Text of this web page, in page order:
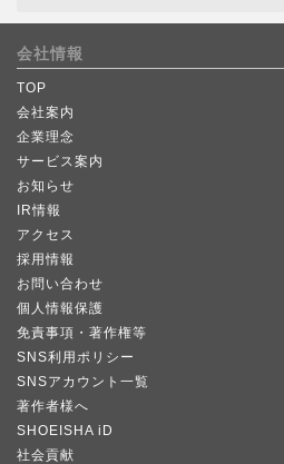
会社情報
TOP
会社案内
企業理念
サービス案内
お知らせ
IR情報
アクセス
採用情報
お問い合わせ
個人情報保護
免責事項・著作権等
SNS利用ポリシー
SNSアカウント一覧
著作者様へ
SHOEISHA iD
社会貢献